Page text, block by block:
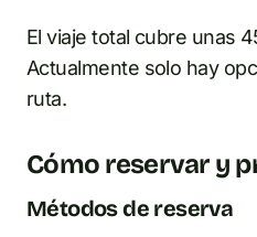
El viaje total cubre unas
Actualmente solo hay
ruta.
Cómo reservar y
Métodos de reserva